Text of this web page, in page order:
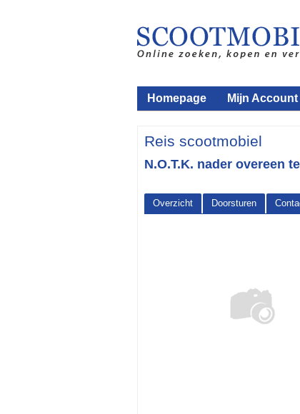
Homepage Mijn Account
Reis scootmobiel
N.O.T.K. nader overeen
Overzicht Doorsturen